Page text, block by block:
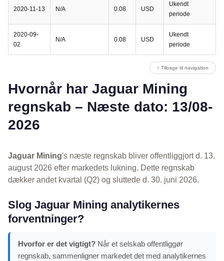
2020-11-13 N/A 0.08 USD
Ukendt
periode
2020-09-
02
N/A 0.08 USD
Ukendt
periode
↑ Tilbage til navigation
Hvornår har Jaguar Mining
regnskab – Næste dato: 13/08-
2026
Jaguar Mining's næste regnskab bliver offentliggjort d. 13.
august 2026 efter markedets lukning. Dette regnskab
dækker andet kvartal (Q2) og sluttede d. 30. juni 2026.
Slog Jaguar Mining analytikernes
forventninger?
Hvorfor er det vigtigt? Når et selskab offentliggør
regnskab, sammenligner markedet det med analytikernes